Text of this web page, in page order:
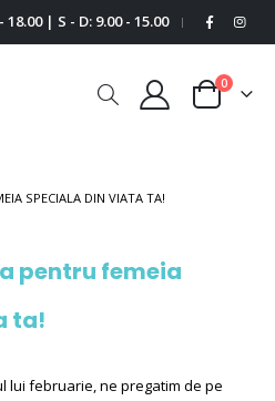
18.00 | S - D: 9.00 - 15.00 |
Cart
0
SPECIALA DIN VIATA TA!
pentru femeia
ta!
lui februarie, ne pregatim de pe